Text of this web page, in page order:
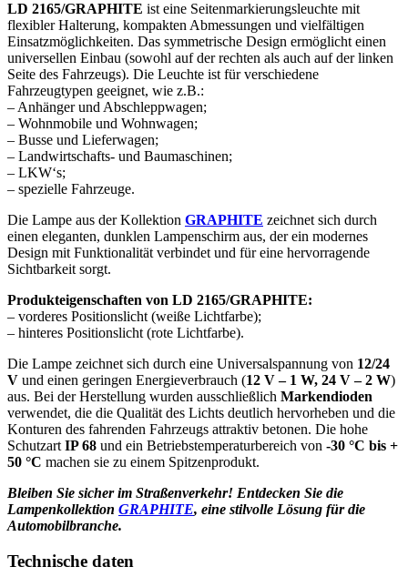
LD 2165/GRAPHITE ist eine Seitenmarkierungsleuchte mit
flexibler Halterung, kompakten Abmessungen und vielfältigen
Einsatzmöglichkeiten. Das symmetrische Design ermöglicht einen
universellen Einbau (sowohl auf der rechten als auch auf der linken
Seite des Fahrzeugs). Die Leuchte ist für verschiedene
Fahrzeugtypen geeignet, wie z.B.:
– Anhänger und Abschleppwagen;
– Wohnmobile und Wohnwagen;
– Busse und Lieferwagen;
– Landwirtschafts- und Baumaschinen;
– LKW‘s;
– spezielle Fahrzeuge.
Die Lampe aus der Kollektion GRAPHITE zeichnet sich durch
einen eleganten, dunklen Lampenschirm aus, der ein modernes
Design mit Funktionalität verbindet und für eine hervorragende
Sichtbarkeit sorgt.
Produkteigenschaften von LD 2165/GRAPHITE:
– vorderes Positionslicht (weiße Lichtfarbe);
– hinteres Positionslicht (rote Lichtfarbe).
Die Lampe zeichnet sich durch eine Universalspannung von 12/24
V und einen geringen Energieverbrauch (12 V – 1 W, 24 V – 2 W)
aus. Bei der Herstellung wurden ausschließlich Markendioden
verwendet, die die Qualität des Lichts deutlich hervorheben und die
Konturen des fahrenden Fahrzeugs attraktiv betonen. Die hohe
Schutzart IP 68 und ein Betriebstemperaturbereich von -30 °C bis +
50 °C machen sie zu einem Spitzenprodukt.
Bleiben Sie sicher im Straßenverkehr! Entdecken Sie die
Lampenkollektion GRAPHITE, eine stilvolle Lösung für die
Automobilbranche.
Technische daten